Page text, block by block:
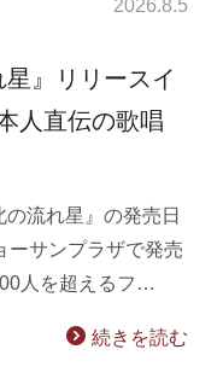
2026.8.5
』リリースイ
人直伝の歌唱
流れ星』の発売日
ーサンプラザで発売
人を超えるフ…
続きを読む